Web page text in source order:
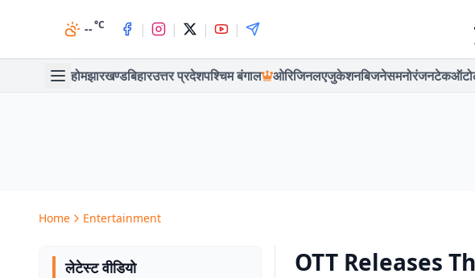
--°C | | | |
होमझारखण्डबिहारउत्तर प्रदेशपश्चिम बंगाल ओरिजिनलएजुकेशनबिजनेसमनोरंजनटेकऑटो
Home Entertainment
लेटेस्ट वीडियो
OTT Releases